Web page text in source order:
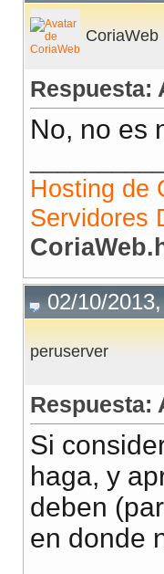
CoriaWeb
Respuesta:
No, no es
Hosting de
Servidores
02/10/
peruserver
Respuesta:
Si
haga, y
deben
en donde